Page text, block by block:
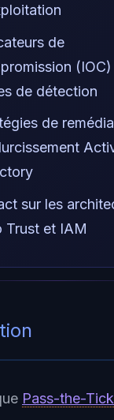
de
de détection
de
sur les
Trust et IAM
Pass-the-